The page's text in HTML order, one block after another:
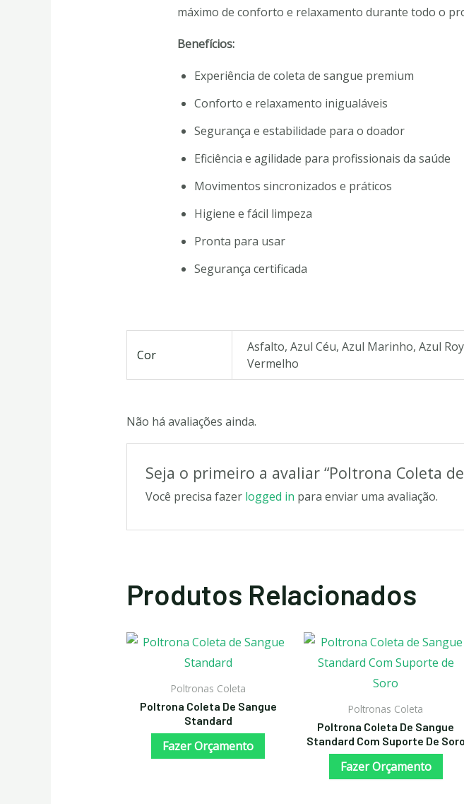
máximo de conforto e relaxamento durante todo o
Benefícios:
Experiência de coleta de sangue premium
Conforto e relaxamento inigualáveis
Segurança e estabilidade para o doador
Eficiência e agilidade para profissionais da saúde
Movimentos sincronizados e práticos
Higiene e fácil limpeza
Pronta para usar
Segurança certificada
Cor
Asfalto, Azul Céu, Azul Marinho, Azul
Vermelho
Não há avaliações ainda.
Seja o primeiro a avaliar “Poltrona Coleta
Você precisa fazer logged in para enviar uma avaliação.
Produtos Relacionados
Poltronas Coleta
Poltrona Coleta De Sangue
Standard
Fazer Orçamento
Poltronas Coleta
Poltrona Coleta De Sangue
Standard Com Suporte De Soro
Fazer Orçamento